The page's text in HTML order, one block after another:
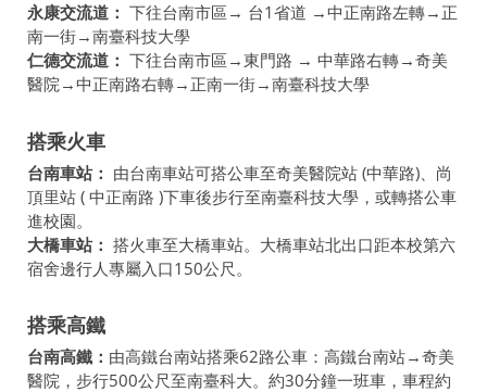
永康交流道： 下往台南市區→ 台1省道 →中正南路左轉→正
南一街→南臺科技大學
仁德交流道： 下往台南市區→東門路 → 中華路右轉→奇美
醫院→中正南路右轉→正南一街→南臺科技大學
搭乘火車
台南車站： 由台南車站可搭公車至奇美醫院站 (中華路)、尚
頂里站 ( 中正南路 )下車後步行至南臺科技大學，或轉搭公車
進校園。
大橋車站： 搭火車至大橋車站。大橋車站北出口距本校第六
宿舍邊行人專屬入口150公尺。
搭乘高鐵
台南高鐵： 由高鐵台南站搭乘62路公車：高鐵台南站→奇美
醫院，步行500公尺至南臺科大。約30分鐘一班車，車程約